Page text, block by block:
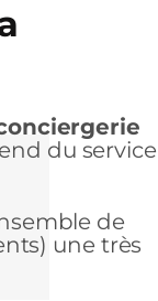
du service
de
une très